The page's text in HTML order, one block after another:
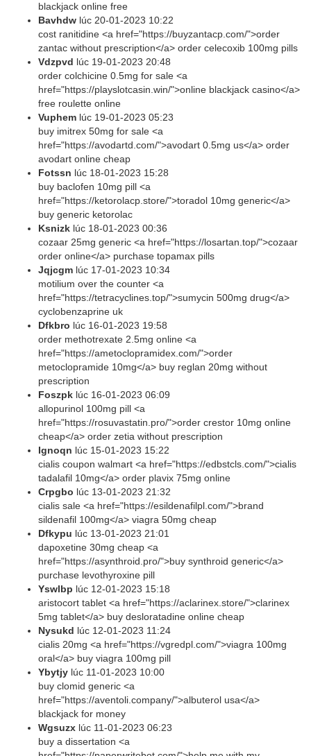
blackjack online free
Bavhdw lúc 20-01-2023 10:22
cost ranitidine <a href="https://buyzantacp.com/">order
zantac without prescription</a> order celecoxib 100mg pills
Vdzpvd lúc 19-01-2023 20:48
order colchicine 0.5mg for sale <a
href="https://playslotcasin.win/">online blackjack casino</a>
free roulette online
Vuphem lúc 19-01-2023 05:23
buy imitrex 50mg for sale <a
href="https://avodartd.com/">avodart 0.5mg us</a> order
avodart online cheap
Fotssn lúc 18-01-2023 15:28
buy baclofen 10mg pill <a
href="https://ketorolacp.store/">toradol 10mg generic</a>
buy generic ketorolac
Ksnizk lúc 18-01-2023 00:36
cozaar 25mg generic <a href="https://losartan.top/">cozaar
order online</a> purchase topamax pills
Jqjcgm lúc 17-01-2023 10:34
motilium over the counter <a
href="https://tetracyclines.top/">sumycin 500mg drug</a>
cyclobenzaprine uk
Dfkbro lúc 16-01-2023 19:58
order methotrexate 2.5mg online <a
href="https://ametoclopramidex.com/">order
metoclopramide 10mg</a> buy reglan 20mg without
prescription
Foszpk lúc 16-01-2023 06:09
allopurinol 100mg pill <a
href="https://rosuvastatin.pro/">order crestor 10mg online
cheap</a> order zetia without prescription
Ignoqn lúc 15-01-2023 15:22
cialis coupon walmart <a href="https://edbstcls.com/">cialis
tadalafil 10mg</a> order plavix 75mg online
Crpgbo lúc 13-01-2023 21:32
cialis sale <a href="https://esildenafilpl.com/">brand
sildenafil 100mg</a> viagra 50mg cheap
Dfkypu lúc 13-01-2023 21:01
dapoxetine 30mg cheap <a
href="https://asynthroid.pro/">buy synthroid generic</a>
purchase levothyroxine pill
Yswlbp lúc 12-01-2023 15:18
aristocort tablet <a href="https://aclarinex.store/">clarinex
5mg tablet</a> buy desloratadine online cheap
Nysukd lúc 12-01-2023 11:24
cialis 20mg <a href="https://vgredpl.com/">viagra 100mg
oral</a> buy viagra 100mg pill
Ybytjy lúc 11-01-2023 10:00
buy clomid generic <a
href="https://aventoli.company/">albuterol usa</a>
blackjack for money
Wgsuzx lúc 11-01-2023 06:23
buy a dissertation <a